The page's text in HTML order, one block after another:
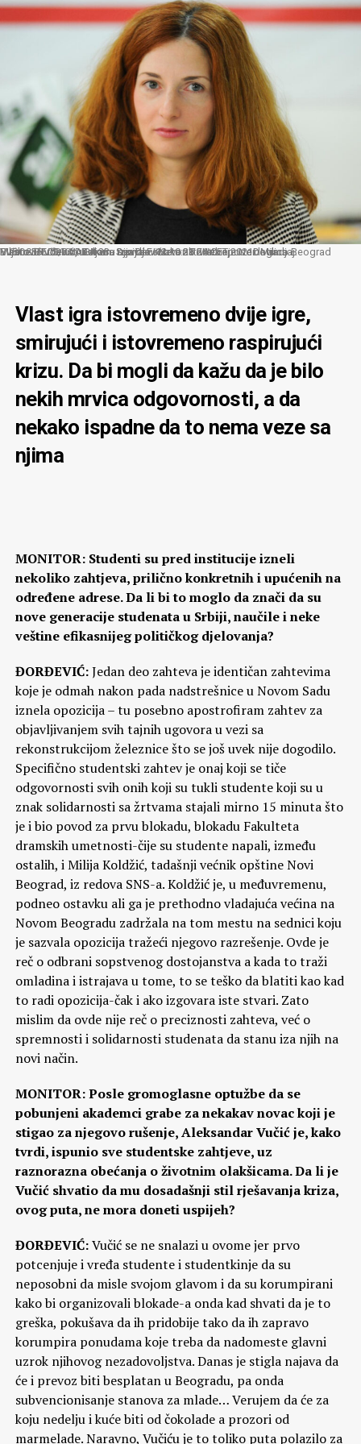
Mesto: BEOGRADDatum: Sun Dec 12 10:36:24 CET 2021Dogadjaj: EVROSERVIS/KVAKA 23 - izjava FoNetu aktivistkinje Ne davimo Beograd Biljane Đorđević, u okviru serijala Kvaka 23.Fotoreporter: Milica VučkovićLičnosti: Biljana DjordjevićIzvor: FoNet
Vlast igra istovremeno dvije igre,
smirujući i istovremeno raspirujući
krizu. Da bi mogli da kažu da je bilo
nekih mrvica odgovornosti, a da
nekako ispadne da to nema veze sa
njima
MONITOR: Studenti su pred institucije izneli
nekoliko zahtjeva, prilično konkretnih i upućenih na
određene adrese. Da li bi to moglo da znači da su
nove generacije studenata u Srbiji, naučile i neke
veštine efikasnijeg političkog djelovanja?
ĐORĐEVIĆ:Jedan deo zahteva je identičan zahtevima
koje je odmah nakon pada nadstrešnice u Novom Sadu
iznela opozicija – tu posebno apostrofiram zahtev za
objavljivanjem svih tajnih ugovora u vezi sa
rekonstrukcijom železnice što se još uvek nije dogodilo.
Specifično studentski zahtev je onaj koji se tiče
odgovornosti svih onih koji su tukli studente koji su u
znak solidarnosti sa žrtvama stajali mirno 15 minuta što
je i bio povod za prvu blokadu, blokadu Fakulteta
dramskih umetnosti-čije su studente napali, između
ostalih, i Milija Koldžić, tadašnji većnik opštine Novi
Beograd, iz redova SNS-a. Koldžić je, u međuvremenu,
podneo ostavku ali ga je prethodno vladajuća većina na
Novom Beogradu zadržala na tom mestu na sednici koju
je sazvala opozicija tražeći njegovo razrešenje. Ovde je
reč o odbrani sopstvenog dostojanstva a kada to traži
omladina i istrajava u tome, to se teško da blatiti kao kad
to radi opozicija-čak i ako izgovara iste stvari. Zato
mislim da ovde nije reč o preciznosti zahteva, već o
spremnosti i solidarnosti studenata da stanu iza njih na
novi način.
MONITOR: Posle gromoglasne optužbe da se
pobunjeni akademci grabe za nekakav novac koji je
stigao za njegovo rušenje, Aleksandar Vučić je, kako
tvrdi, ispunio sve studentske zahtjeve, uz
raznorazna obećanja o životnim olakšicama. Da li je
Vučić shvatio da mu dosadašnji stil rješavanja kriza,
ovog puta, ne mora doneti uspijeh?
ĐORĐEVIĆ:Vučić se ne snalazi u ovome jer prvo
potcenjuje i vređa studente i studentkinje da su
neposobni da misle svojom glavom i da su korumpirani
kako bi organizovali blokade-a onda kad shvati da je to
greška, pokušava da ih pridobije tako da ih zapravo
korumpira ponudama koje treba da nadomeste glavni
uzrok njihovog nezadovoljstva. Danas je stigla najava da
će i prevoz biti besplatan u Beogradu, pa onda
subvencionisanje stanova za mlade… Verujem da će za
koju nedelju i kuće biti od čokolade a prozori od
marmelade. Naravno, Vučiću je to toliko puta polazilo za